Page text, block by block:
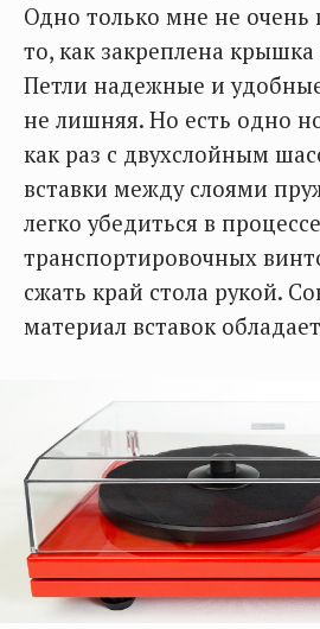
Одно только мне не очень
то, как закреплена
Петли надежные и
не лишняя. Но есть одно
как раз с двухслойным
вставки между слоями
легко убедиться в
транспортировочных
сжать край стола рукой.
материал вставок